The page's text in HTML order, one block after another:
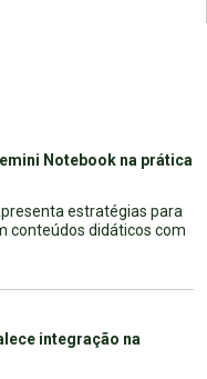
Notebook na prática
estratégias para
conteúdos didáticos com
integração na